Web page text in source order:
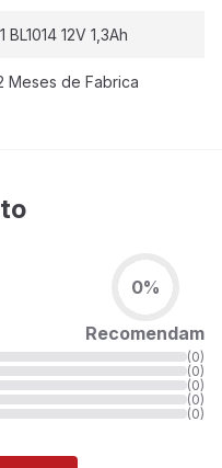
BL1014 12V 1,3Ah
Meses de Fabrica
0%
Recomendam
(0)
(0)
(0)
(0)
(0)